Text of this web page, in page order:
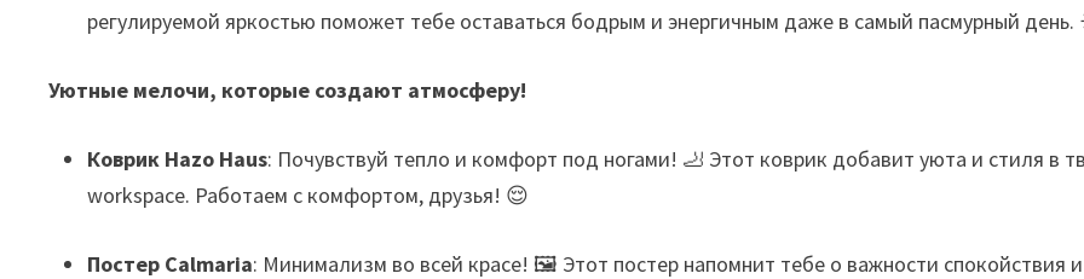
регулируемой яркостью поможет тебе оставаться бодрым и энергичным даже в самый пасмурный
Уютные мелочи, которые создают атмосферу!
Коврик Hazo Haus: Почувствуй тепло и комфорт под ногами! 🦶 Этот коврик добавит уюта и стиля в
workspace. Работаем с комфортом, друзья! 😌
Постер Calmaria: Минимализм во всей красе! 🖼️ Этот постер напомнит тебе о важности спокойствия и